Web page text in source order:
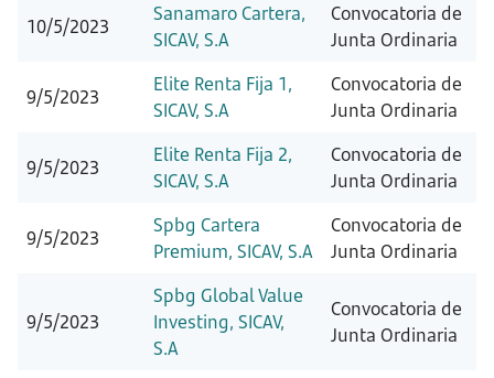
10/5/2023
Sanamaro Cartera,
SICAV, S.A
Convocatoria de
Junta Ordinaria
9/5/2023
Elite Renta Fija 1,
SICAV, S.A
Convocatoria de
Junta Ordinaria
9/5/2023
Elite Renta Fija 2,
SICAV, S.A
Convocatoria de
Junta Ordinaria
9/5/2023
Spbg Cartera
Premium, SICAV, S.A
Convocatoria de
Junta Ordinaria
9/5/2023
Spbg Global Value
Investing, SICAV,
S.A
Convocatoria de
Junta Ordinaria